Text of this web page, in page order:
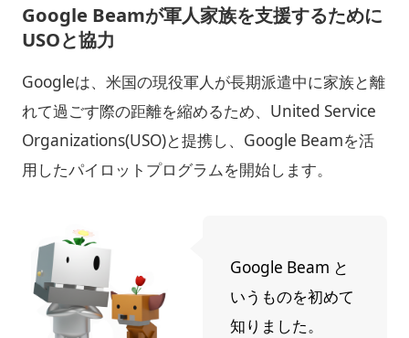
Google Beamが軍人家族を支援するために
USOと協力
Googleは、米国の現役軍人が長期派遣中に家族と離
れて過ごす際の距離を縮めるため、United Service
Organizations(USO)と提携し、Google Beamを活
用したパイロットプログラムを開始します。
Google Beam と
いうものを初めて
知りました。